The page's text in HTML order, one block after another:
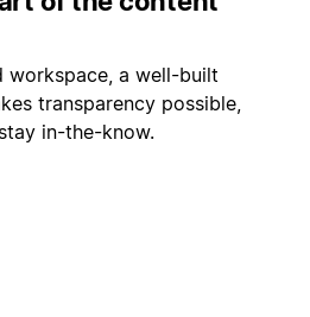
workspace, a well-built
transparency possible,
in-the-know.